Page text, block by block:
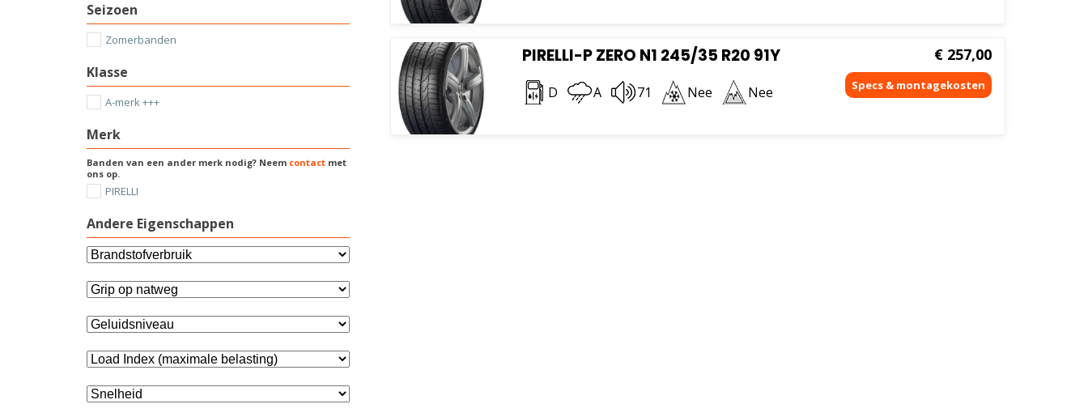
PIRELLI-P ZERO N1 245/35 R20 91Y
D A 71 Nee Nee
€ 257,00
Seizoen
Zomerbanden
Klasse
A-merk +++
Merk
Banden van een ander merk nodig? Neem contact met
ons op.
PIRELLI
Andere Eigenschappen